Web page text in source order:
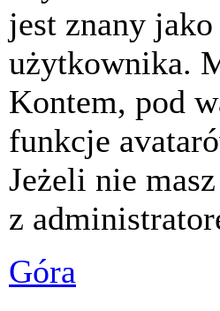
jest znany
użytkownika.
Kontem, pod
funkcje
Jeżeli nie
z
Góra